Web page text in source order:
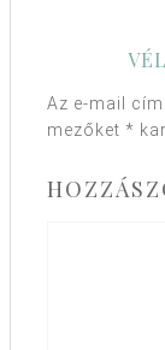
Az e-mail
mezőket *